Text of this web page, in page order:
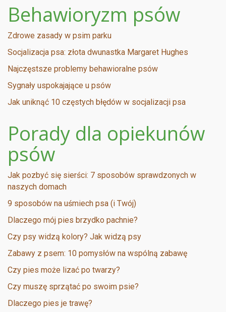
Behawioryzm psów
Zdrowe zasady w psim parku
Socjalizacja psa: złota dwunastka Margaret Hughes
Najczęstsze problemy behawioralne psów
Sygnały uspokajające u psów
Jak uniknąć 10 częstych błędów w socjalizacji psa
Porady dla opiekunów
psów
Jak pozbyć się sierści: 7 sposobów sprawdzonych w
naszych domach
9 sposobów na uśmiech psa (i Twój)
Dlaczego mój pies brzydko pachnie?
Czy psy widzą kolory? Jak widzą psy
Zabawy z psem: 10 pomysłów na wspólną zabawę
Czy pies może lizać po twarzy?
Czy muszę sprzątać po swoim psie?
Dlaczego pies je trawę?